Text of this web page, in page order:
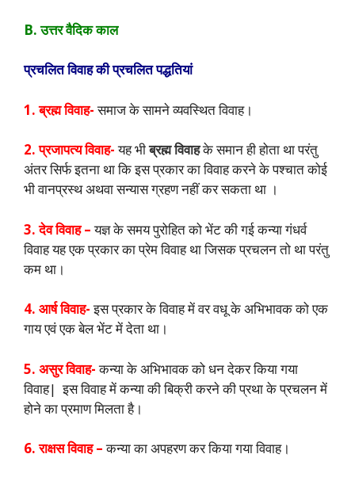
B. उत्तर वैदिक काल
प्रचलित विवाह की प्रचलित पद्धतियां
1. ब्रह्म विवाह-समाज के सामने व्यवस्थित विवाह।
2. प्रजापत्य विवाह-यह भीब्रह्म विवाहके समान ही होता था परंतु
अंतर सिर्फ इतना था कि इस प्रकार का विवाह करने के पश्चात कोई
भी वानप्रस्थ अथवा सन्यास ग्रहण नहीं कर सकता था ।
3. देव विवाह –यज्ञ के समय पुरोहित को भेंट की गई कन्या गंधर्व
विवाह यह एक प्रकार का प्रेम विवाह था जिसक प्रचलन तो था परंतु
कम था।
4. आर्ष विवाह-इस प्रकार के विवाह में वर वधू के अभिभावक को एक
गाय एवं एक बेल भेंट में देता था।
5. असुर विवाह- कन्या के अभिभावक को धन देकर किया गया
विवाह| इस विवाह में कन्या की बिक्री करने की प्रथा के प्रचलन में
होने का प्रमाण मिलता है।
6. राक्षस विवाह – कन्या का अपहरण कर किया गया विवाह।